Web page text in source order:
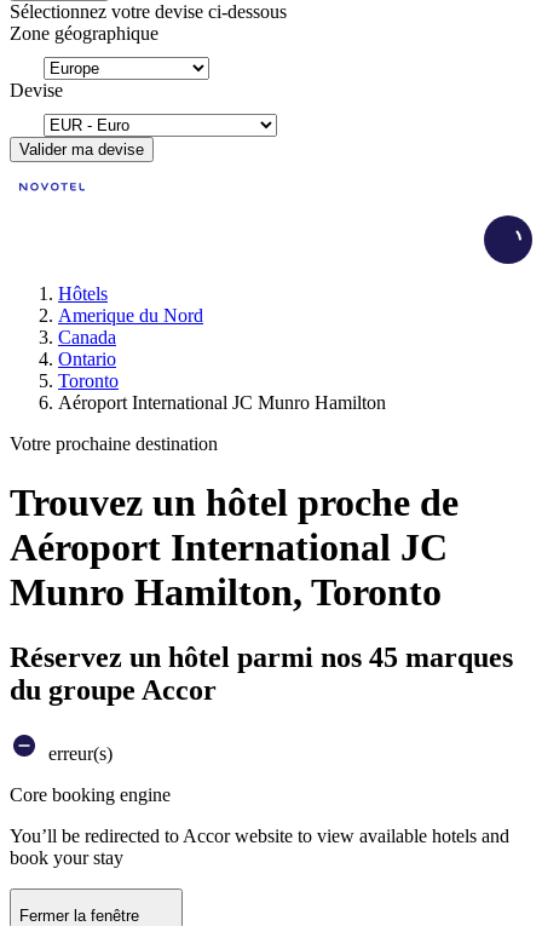
Sélectionnez votre devise ci-dessous
Zone géographique
Devise
Valider ma devise
Hôtels
Amerique du Nord
Canada
Ontario
Toronto
Aéroport International JC Munro Hamilton
Votre prochaine destination
Trouvez un hôtel proche de
Aéroport International JC
Munro Hamilton, Toronto
Réservez un hôtel parmi nos 45 marques
du groupe Accor
erreur(s)
Core booking engine
You’ll be redirected to Accor website to view available hotels and
book your stay
Fermer la fenêtre